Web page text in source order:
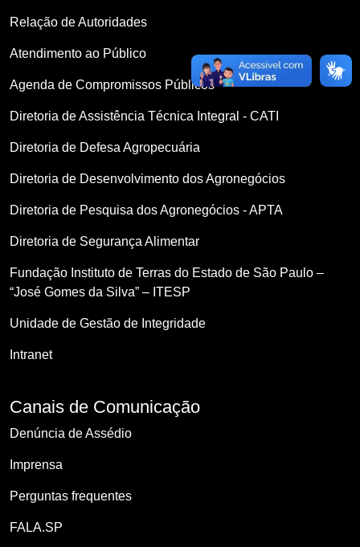
Relação de Autoridades
Atendimento ao Público
Agenda de Compromissos Públicos
Diretoria de Assistência Técnica Integral - CATI
Diretoria de Defesa Agropecuária
Diretoria de Desenvolvimento dos Agronegócios
Diretoria de Pesquisa dos Agronegócios - APTA
Diretoria de Segurança Alimentar
Fundação Instituto de Terras do Estado de São Paulo –
“José Gomes da Silva” – ITESP
Unidade de Gestão de Integridade
Intranet
Canais de Comunicação
Denúncia de Assédio
Imprensa
Perguntas frequentes
FALA.SP